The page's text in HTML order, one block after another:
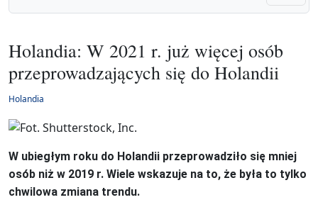
Holandia: W 2021 r. już więcej osób
przeprowadzających się do Holandii
Holandia
W ubiegłym roku do Holandii przeprowadziło się mniej
osób niż w 2019 r. Wiele wskazuje na to, że była to tylko
chwilowa zmiana trendu.